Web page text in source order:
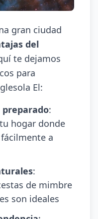
gran ciudad
del
te dejamos
para
El:
:
hogar donde
a
:
de mimbre
son ideales